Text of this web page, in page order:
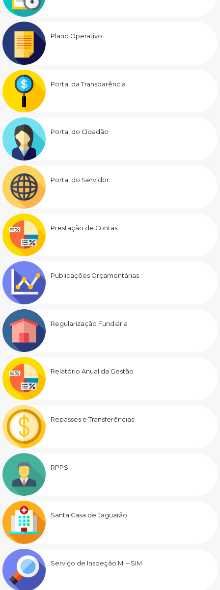
Plano Operativo
Portal da Transparência
Portal do Cidadão
Portal do Servidor
Prestação de Contas
Publicações Orçamentárias
Regularização Fundiária
Relatório Anual da Gestão
Repasses e Transferências
RPPS
Santa Casa de Jaguarão
Serviço de Inspeção M. – SIM